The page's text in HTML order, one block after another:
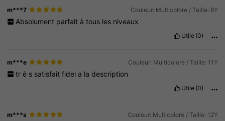
m***7 Couleur: Multicolore / Taille: 8Y
Absolument parfait à tous les niveaux
Utile (0)
m***e Couleur: Multicolore / Taille: 11Y
tr è s satisfait fidel a la description
Utile (0)
m***s Couleur: Multicolore / Taille: 12Y